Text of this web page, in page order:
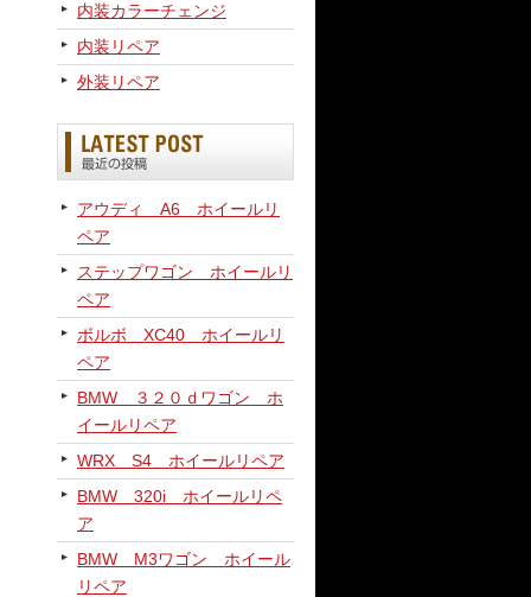
内装カラーチェンジ
内装リペア
外装リペア
アウディ A6 ホイールリ
ペア
ステップワゴン ホイールリ
ペア
ボルボ XC40 ホイールリ
ペア
BMW ３２０ｄワゴン ホ
イールリペア
WRX S4 ホイールリペア
BMW 320i ホイールリペ
ア
BMW M3ワゴン ホイール
リペア